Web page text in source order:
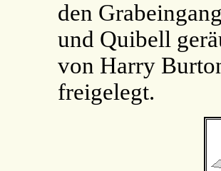
den
und Quibell
von Harry
freigelegt.